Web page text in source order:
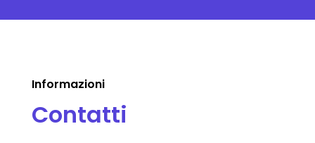
Informazioni
Contatti